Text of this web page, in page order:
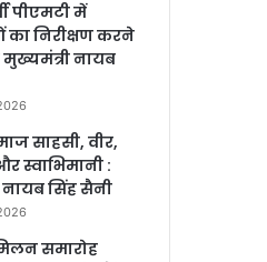
पीएमटी में
का निरीक्षण करने
नायब
साहसी, वीर,
स्वाभिमानी :
नायब सिंह सैनी
समारोह